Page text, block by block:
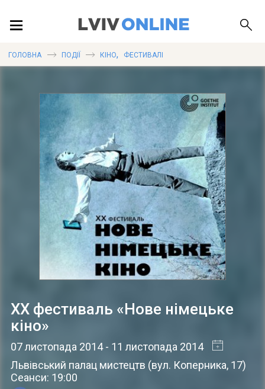
ПУБЛІКАЦІЇ
ДОВІДКА
ГОЛОВНА ПОДІЇ КІНО, ФЕСТИВАЛІ
XX фестиваль «Нове німецьке
кіно»
07 листопада 2014- 11 листопада 2014
Львівський палац мистецтв (вул. Коперника, 17)
Сеанси: 19:00